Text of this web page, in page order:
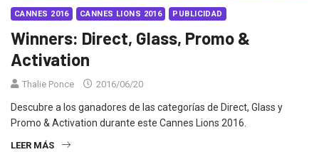
CANNES 2016 CANNES LIONS 2016 PUBLICIDAD
Winners: Direct, Glass, Promo &
Activation
Thalie Ponce 2016/06/20
Descubre a los ganadores de las categorías de Direct, Glass y
Promo & Activation durante este Cannes Lions 2016.
LEER MÁS